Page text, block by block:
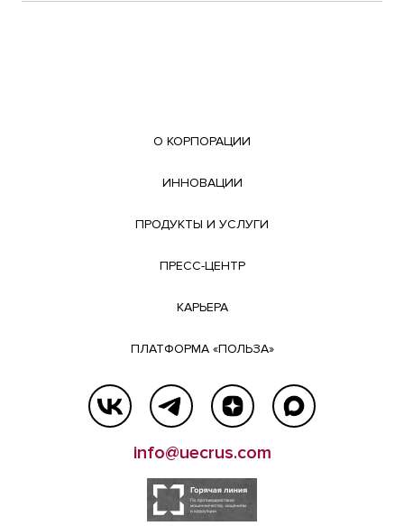
О КОРПОРАЦИИ
ИННОВАЦИИ
ПРОДУКТЫ И УСЛУГИ
ПРЕСС-ЦЕНТР
КАРЬЕРА
ПЛАТФОРМА «ПОЛЬЗА»
info@uecrus.com